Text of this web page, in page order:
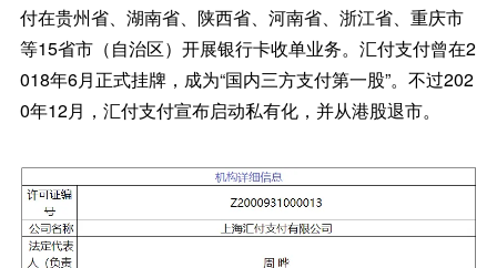
付在贵州省、湖南省、陕西省、河南省、浙江省、重庆市
等15省市（自治区）开展银行卡收单业务。汇付支付曾在2
018年6月正式挂牌，成为“国内三方支付第一股”。不过202
0年12月，汇付支付宣布启动私有化，并从港股退市。